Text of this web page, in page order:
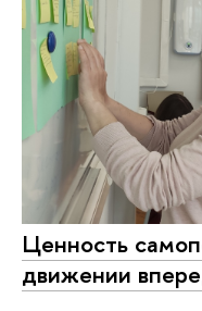
Ценность
движении